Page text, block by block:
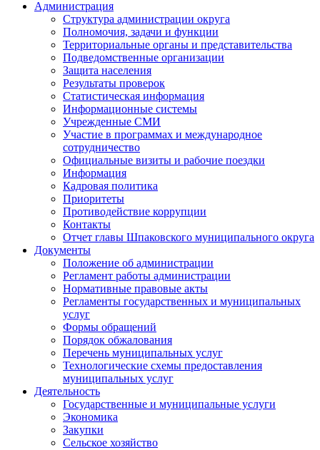
Администрация
Структура администрации округа
Полномочия, задачи и функции
Территориальные органы и представительства
Подведомственные организации
Защита населения
Результаты проверок
Статистическая информация
Информационные системы
Учрежденные СМИ
Участие в программах и международное
сотрудничество
Официальные визиты и рабочие поездки
Информация
Кадровая политика
Приоритеты
Противодействие коррупции
Контакты
Отчет главы Шпаковского муниципального округа
Документы
Положение об администрации
Регламент работы администрации
Нормативные правовые акты
Регламенты государственных и муниципальных
услуг
Формы обращений
Порядок обжалования
Перечень муниципальных услуг
Технологические схемы предоставления
муниципальных услуг
Деятельность
Государственные и муниципальные услуги
Экономика
Закупки
Сельское хозяйство